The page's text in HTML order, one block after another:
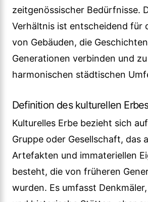
zeitgenössischer Bedürfnisse.
Verhältnis ist entscheidend für
von Gebäuden, die
Generationen verbinden und
harmonischen städtischen
Definition des kulturellen
Kulturelles Erbe bezieht sich
Gruppe oder Gesellschaft, das
Artefakten und immateriellen
besteht, die von früheren
wurden. Es umfasst